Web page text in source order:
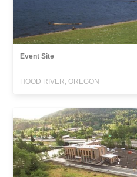
Event Site
HOOD RIVER, OREGON